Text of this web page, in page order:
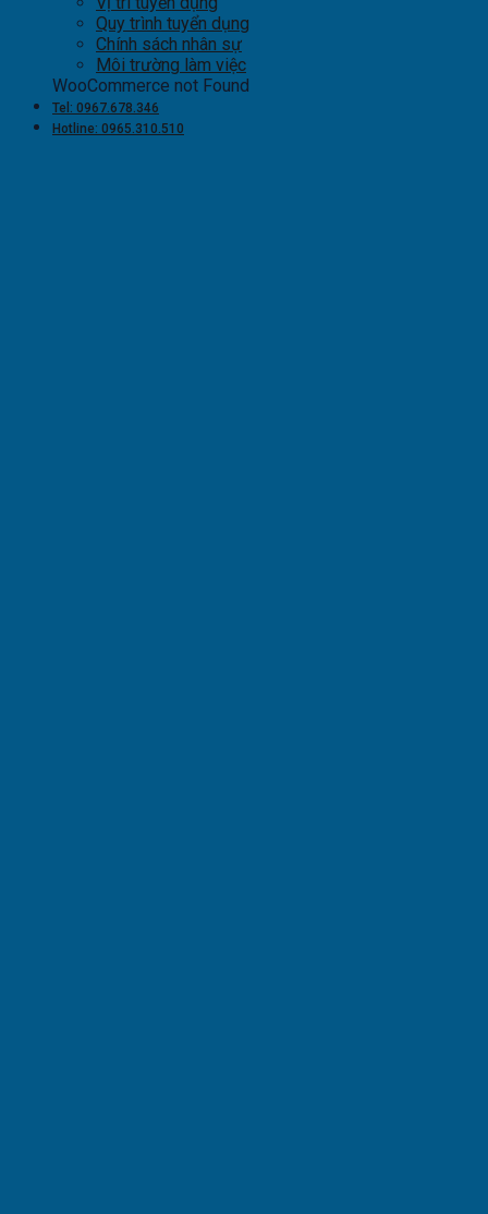
Quy trình tuyển dụng
Chính sách nhân sự
Môi trường làm việc
WooCommerce not Found
Tel: 0967.678.346
Hotline: 0965.310.510